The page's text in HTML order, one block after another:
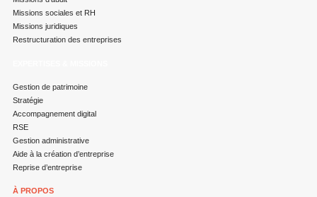
Missions sociales et RH
Missions juridiques
Restructuration des entreprises
Gestion de patrimoine
Stratégie
Accompagnement digital
RSE
Gestion administrative
Aide à la création d’entreprise
Reprise d’entreprise
À PROPOS